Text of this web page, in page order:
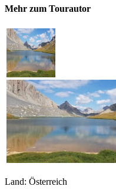
Mehr zum Tourautor
Land: Österreich